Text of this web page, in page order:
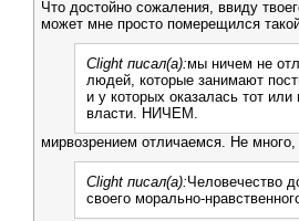
Что достойно сожаления, ввиду
может мне просто померещился
Clight писал(а):мы ничем не
людей, которые занимают
и у которых оказалась тот или
власти. НИЧЕМ.
мирвозрением отличаемся. Не
Clight писал(а):Человечество
своего морально-